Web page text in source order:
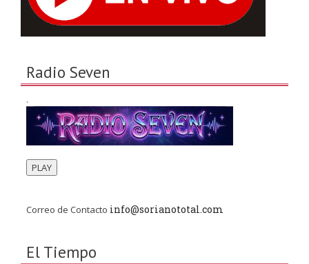
Radio Seven
.
PLAY
Correo de Contacto info@sorianototal.com
El Tiempo